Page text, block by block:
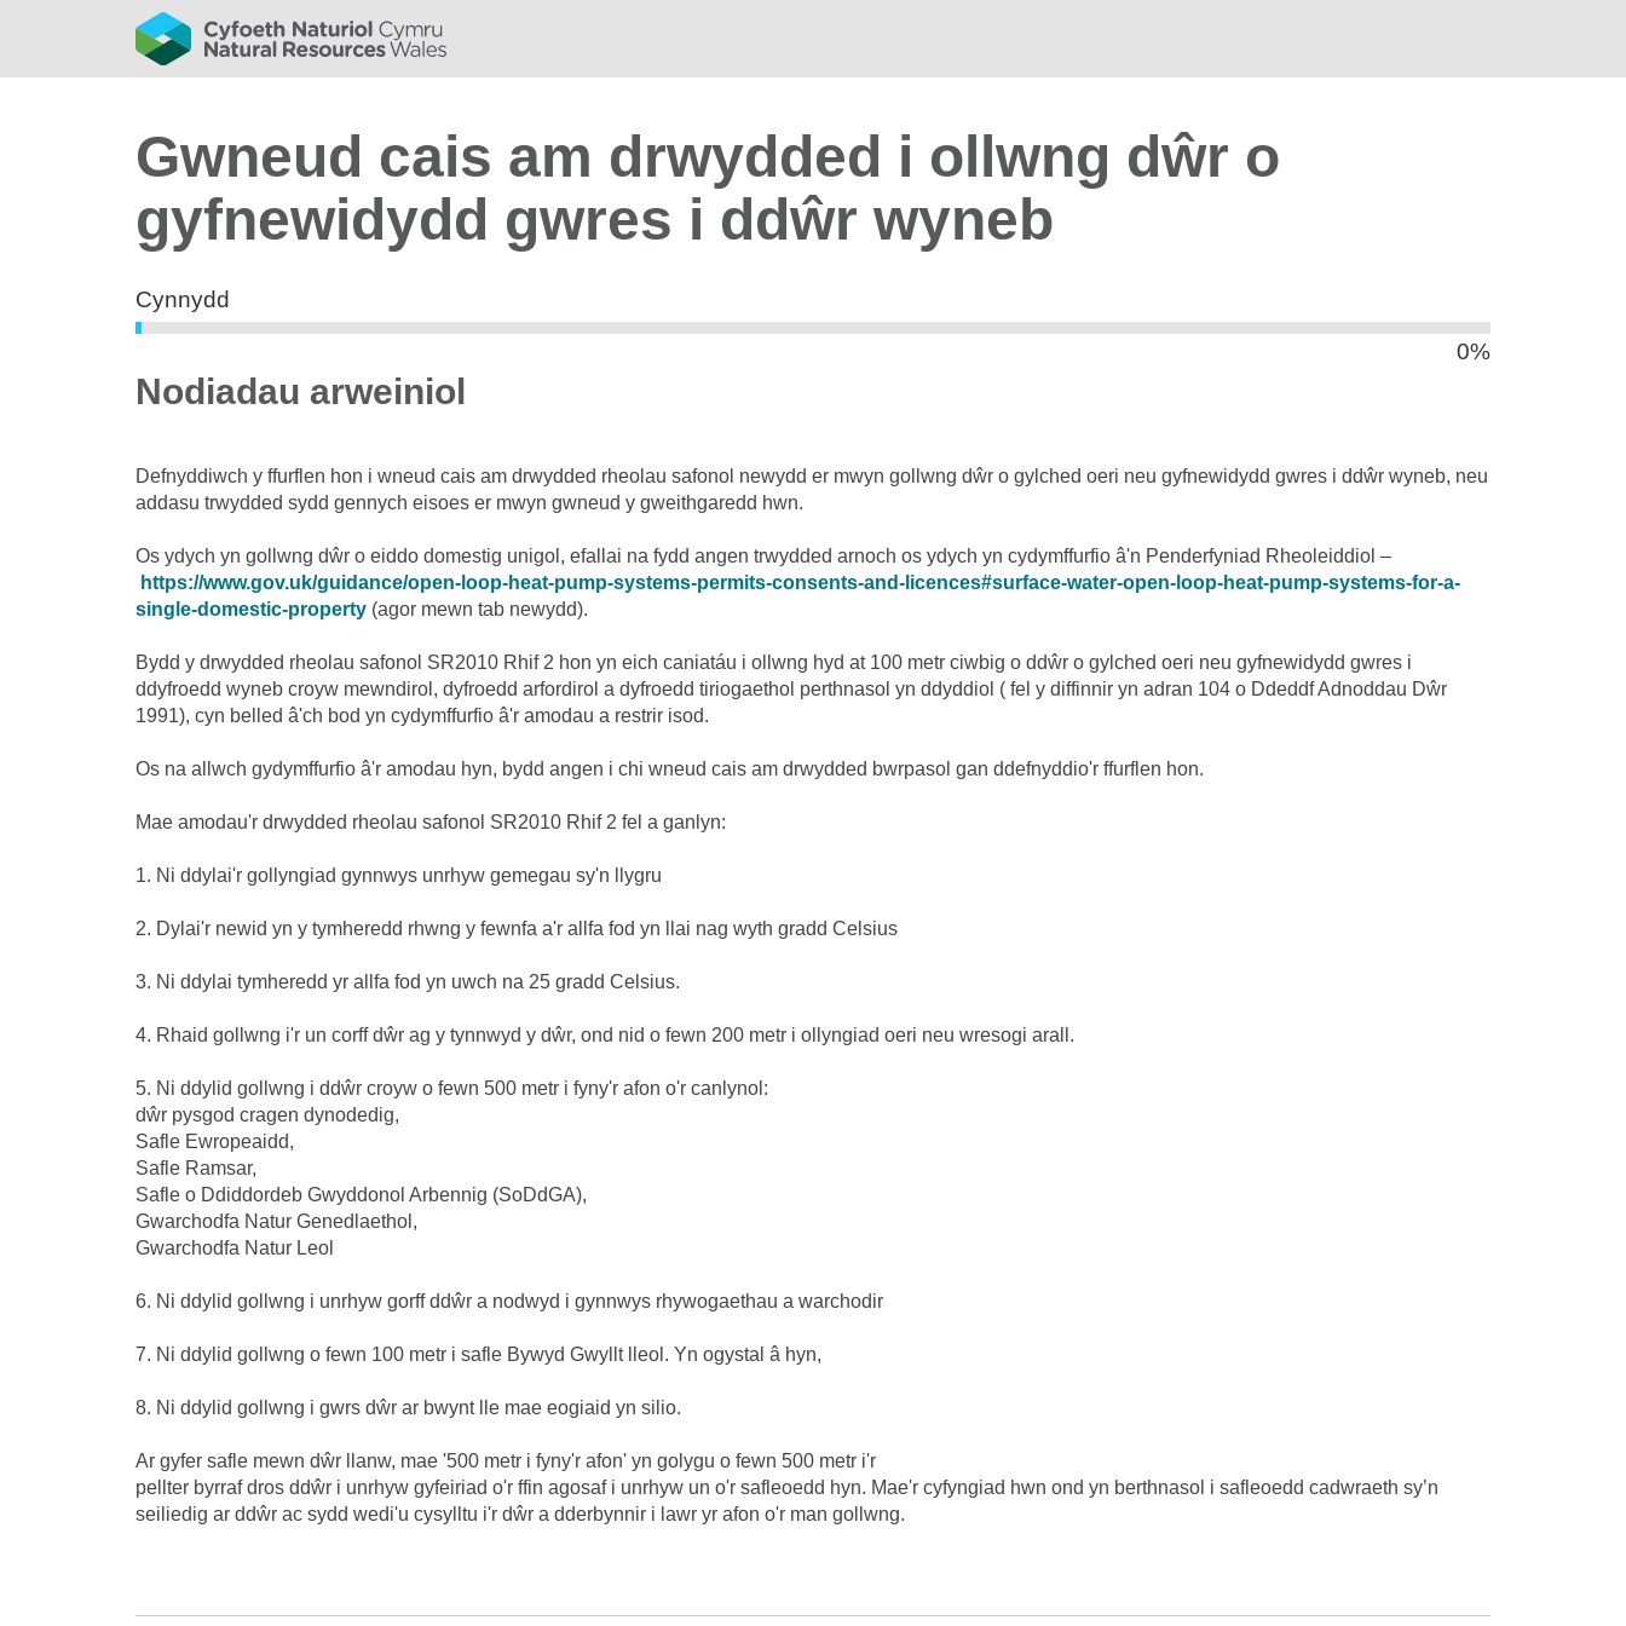
Gwneud cais am drwydded i ollwng dŵr o
gyfnewidydd gwres i ddŵr wyneb
Cynnydd
0%
0%
Nodiadau arweiniol
Defnyddiwch y ffurflen hon i wneud cais am drwydded rheolau safonol newydd er mwyn gollwng dŵr o gylched oeri neu gyfnewidydd gwres i ddŵr wyneb, neu
addasu trwydded sydd gennych eisoes er mwyn gwneud y gweithgaredd hwn.
Os ydych yn gollwng dŵr o eiddo domestig unigol, efallai na fydd angen trwydded arnoch os ydych yn cydymffurfio â'n Penderfyniad Rheoleiddiol –
https://www.gov.uk/guidance/open-loop-heat-pump-systems-permits-consents-and-licences#surface-water-open-loop-heat-pump-systems-for-a-
single-domestic-property (agor mewn tab newydd).
Bydd y drwydded rheolau safonol SR2010 Rhif 2 hon yn eich caniatáu i ollwng hyd at 100 metr ciwbig o ddŵr o gylched oeri neu gyfnewidydd gwres i
ddyfroedd wyneb croyw mewndirol, dyfroedd arfordirol a dyfroedd tiriogaethol perthnasol yn ddyddiol ( fel y diffinnir yn adran 104 o Ddeddf Adnoddau Dŵr
1991), cyn belled â'ch bod yn cydymffurfio â'r amodau a restrir isod.
Os na allwch gydymffurfio â'r amodau hyn, bydd angen i chi wneud cais am drwydded bwrpasol gan ddefnyddio'r ffurflen hon.
Mae amodau'r drwydded rheolau safonol SR2010 Rhif 2 fel a ganlyn:
1. Ni ddylai'r gollyngiad gynnwys unrhyw gemegau sy'n llygru
2. Dylai'r newid yn y tymheredd rhwng y fewnfa a'r allfa fod yn llai nag wyth gradd Celsius
3. Ni ddylai tymheredd yr allfa fod yn uwch na 25 gradd Celsius.
4. Rhaid gollwng i'r un corff dŵr ag y tynnwyd y dŵr, ond nid o fewn 200 metr i ollyngiad oeri neu wresogi arall.
5. Ni ddylid gollwng i ddŵr croyw o fewn 500 metr i fyny'r afon o'r canlynol:
dŵr pysgod cragen dynodedig,
Safle Ewropeaidd,
Safle Ramsar,
Safle o Ddiddordeb Gwyddonol Arbennig (SoDdGA),
Gwarchodfa Natur Genedlaethol,
Gwarchodfa Natur Leol
6. Ni ddylid gollwng i unrhyw gorff ddŵr a nodwyd i gynnwys rhywogaethau a warchodir
7. Ni ddylid gollwng o fewn 100 metr i safle Bywyd Gwyllt lleol. Yn ogystal â hyn,
8. Ni ddylid gollwng i gwrs dŵr ar bwynt lle mae eogiaid yn silio.
Ar gyfer safle mewn dŵr llanw, mae '500 metr i fyny'r afon' yn golygu o fewn 500 metr i'r
pellter byrraf dros ddŵr i unrhyw gyfeiriad o'r ffin agosaf i unrhyw un o'r safleoedd hyn. Mae'r cyfyngiad hwn ond yn berthnasol i safleoedd cadwraeth sy’n
seiliedig ar ddŵr ac sydd wedi'u cysylltu i'r dŵr a dderbynnir i lawr yr afon o'r man gollwng.